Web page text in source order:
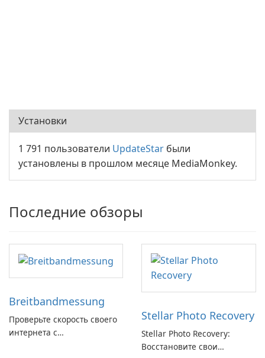
Установки
1 791 пользователи UpdateStar были
установлены в прошлом месяце MediaMonkey.
Последние обзоры
Breitbandmessung
Проверьте скорость своего
интернета с
Stellar Photo Recovery
Stellar Photo Recovery:
Восстановите свои